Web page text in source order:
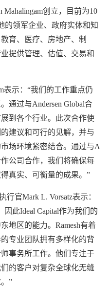
Mahalingam创立，目前为10
的领军企业、政府实体和知
育、医疗、房地产、制
提供管理、估值、交易和
表示：“我们的工作重点仍
通过与Andersen Global合
到各个行业。此次合作使
建议和可行的见解，并与
场环境紧密结合。通过与A
作公司合作，我们将确保每
真实、可衡量的成果。”
行官Mark L. Vorsatz表示：
此Ideal Capital作为我们的
地区的能力。Ramesh有着
专业团队拥有多样化的背
事务所工作。他们专注于
的客户对复杂全球化无缝
”